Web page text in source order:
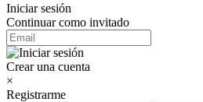
Iniciar sesión
Continuar como invitado
Crear una cuenta
×
Registrarme